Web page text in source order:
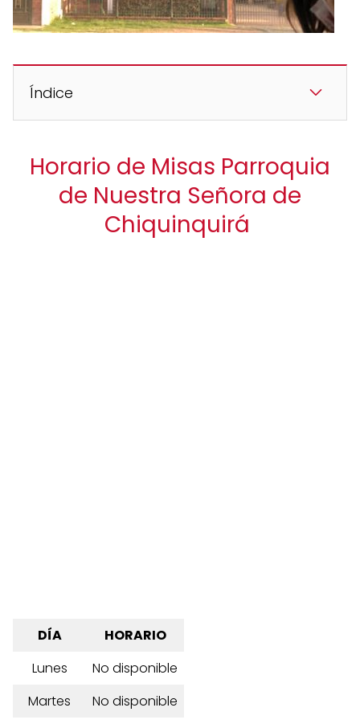
Índice
Horario de Misas Parroquia
de Nuestra Señora de
Chiquinquirá
DÍA
HORARIO
Lunes
No disponible
Martes
No disponible